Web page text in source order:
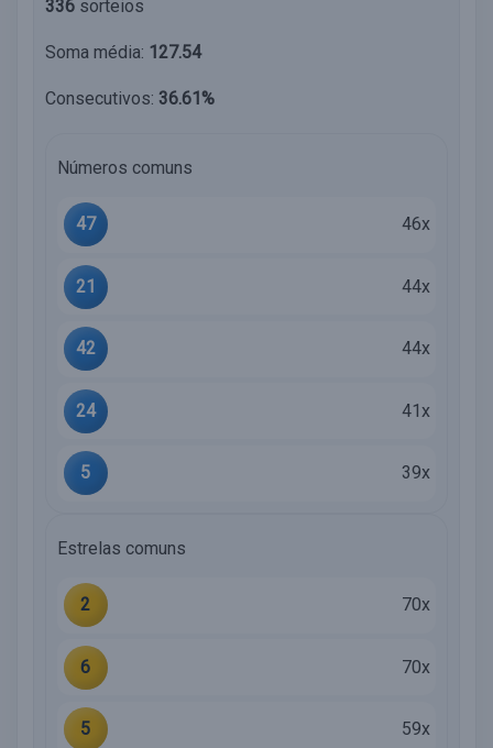
336 sorteios
Soma média: 127.54
Consecutivos: 36.61%
Números comuns
47 46x
21 44x
42 44x
24 41x
5 39x
Estrelas comuns
2 70x
6 70x
5 59x